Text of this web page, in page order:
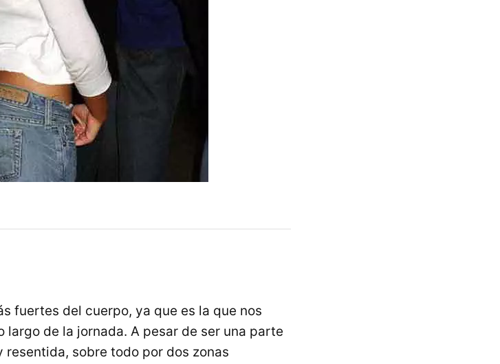
fuertes del cuerpo, ya que es la que nos
de la jornada. A pesar de ser una parte
sobre todo por dos zonas